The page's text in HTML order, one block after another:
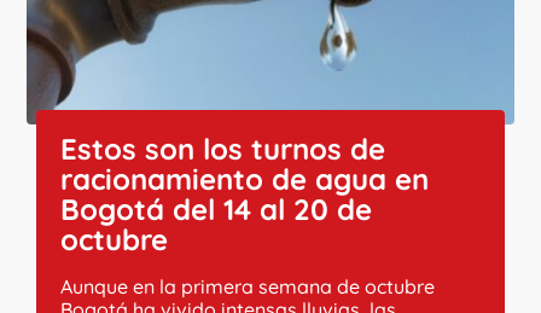
Estos son los turnos de
racionamiento de agua en
Bogotá del 14 al 20 de
octubre
Aunque en la primera semana de octubre